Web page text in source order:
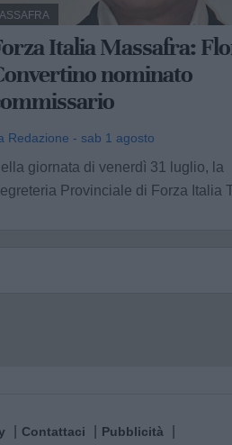
Italia Massafra:
nominato
Redazione - sab 1 agosto
giornata di venerdì 31 luglio, la
Provinciale di Forza Italia
Contattaci Pubblicità